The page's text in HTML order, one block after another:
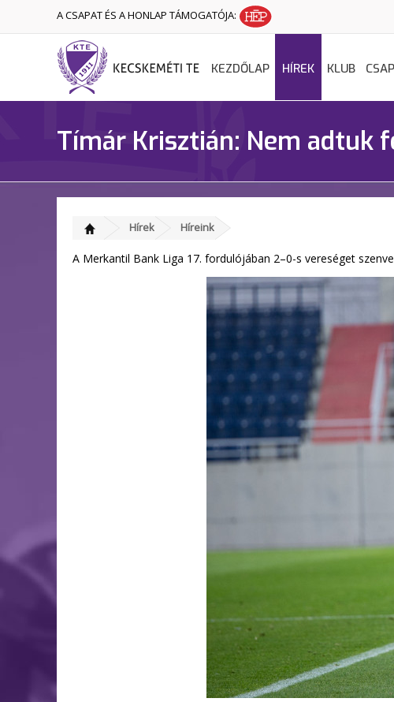
A CSAPAT ÉS A HONLAP TÁMOGATÓJA:
KEZDŐLAP HÍREK KLUB
Tímár Krisztián: Nem adtuk
Hírek Híreink
A Merkantil Bank Liga 17. fordulójában 2–0-s vereséget